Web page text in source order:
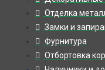
Отделка
Замки и
Фурнитура
Отбортовка